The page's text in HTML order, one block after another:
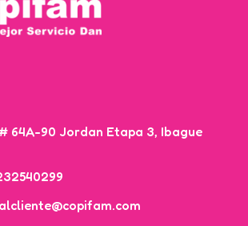
64A-90 Jordan Etapa 3, Ibague